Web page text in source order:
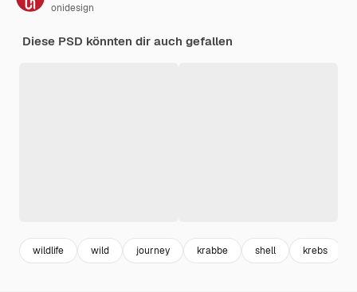
onidesign
Diese PSD könnten dir auch gefallen
wildlife wild journey krabbe shell krebs